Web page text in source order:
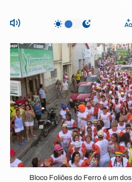
Bloco Foliões do Ferro é um